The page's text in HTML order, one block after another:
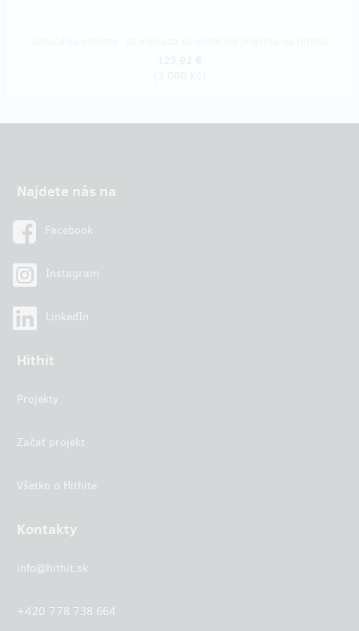
Najdete nás na
Facebook
Instagram
LinkedIn
Hithit
Projekty
Začať projekt
Všetko o Hithite
Kontakty
info@hithit.sk
+420 778 738 664